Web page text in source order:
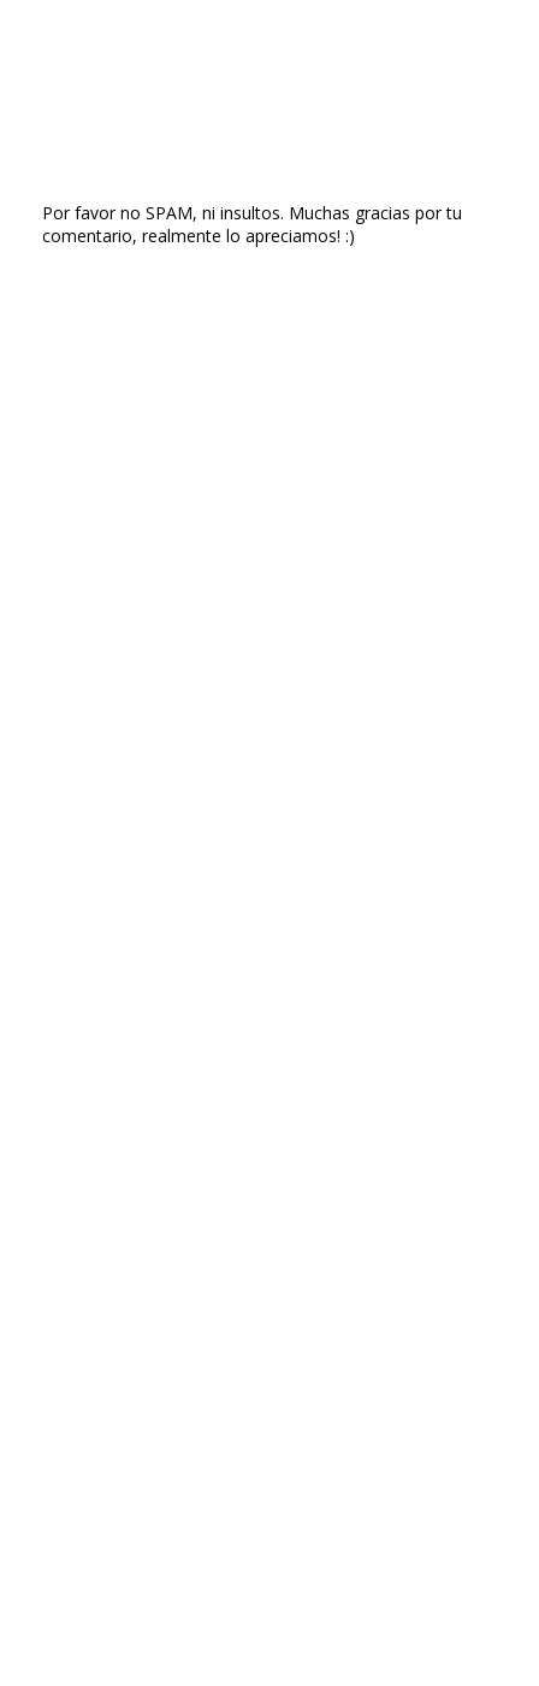
Por favor no SPAM, ni insultos. Muchas gracias por tu
comentario, realmente lo apreciamos! :)